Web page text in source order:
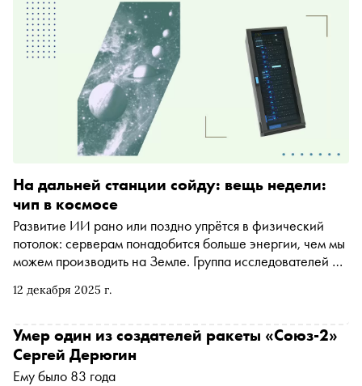
12 декабря 2025 г.
На дальней станции сойду: вещь недели:
чип в космосе
Развитие ИИ рано или поздно упрётся в физический
потолок: серверам понадобится больше энергии, чем мы
можем производить на Земле. Группа исследователей из
мощности в космос. «Сноб» внимательно ознакомился
научная база
Умер один из создателей ракеты «Союз-2»
Сергей Дерюгин
Ему было 83 года